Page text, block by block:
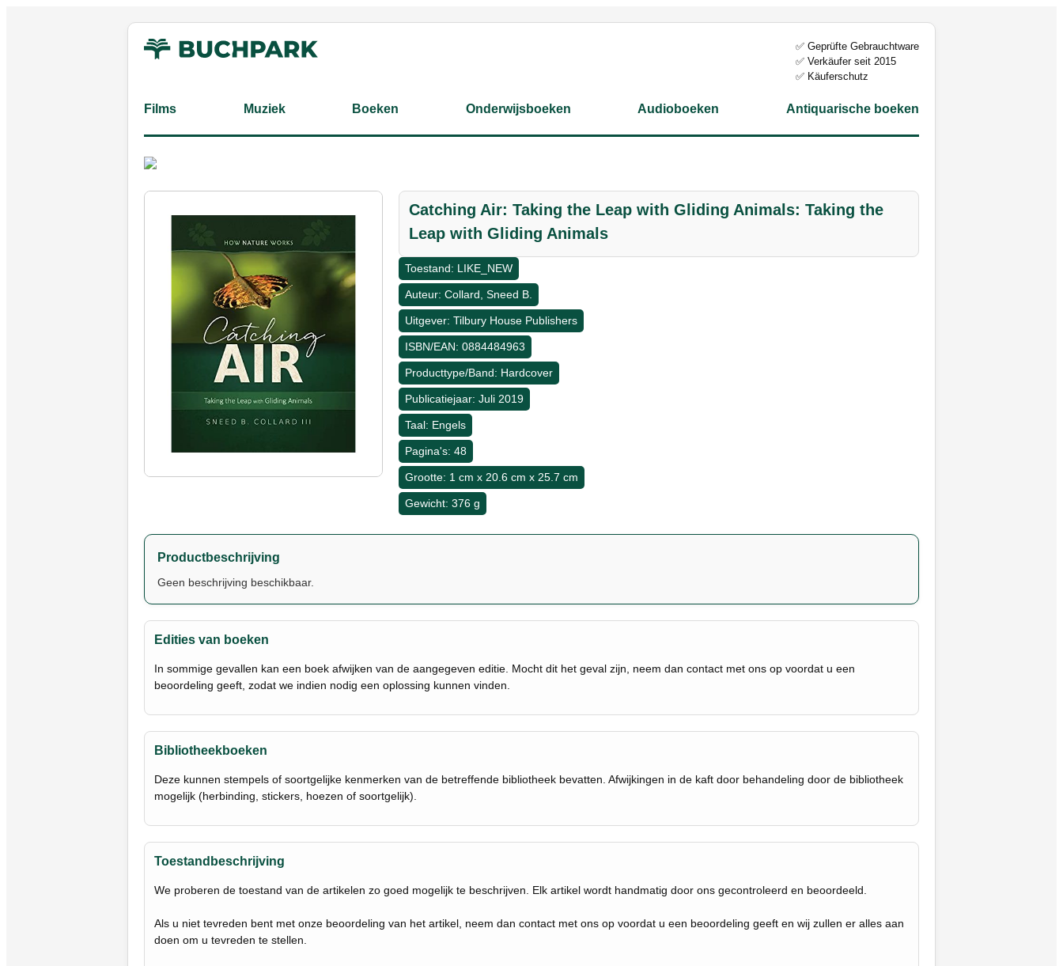
✅ Geprüfte Gebrauchtware
✅ Verkäufer seit 2015
✅ Käuferschutz
Films Muziek Boeken Onderwijsboeken Audioboeken Antiquarische boeken
Catching Air: Taking the Leap with Gliding Animals: Taking the
Leap with Gliding Animals
Toestand: LIKE_NEW
Auteur: Collard, Sneed B.
Uitgever: Tilbury House Publishers
ISBN/EAN: 0884484963
Producttype/Band: Hardcover
Publicatiejaar: Juli 2019
Taal: Engels
Pagina's: 48
Grootte: 1 cm x 20.6 cm x 25.7 cm
Gewicht: 376 g
Productbeschrijving
Geen beschrijving beschikbaar.
Edities van boeken
In sommige gevallen kan een boek afwijken van de aangegeven editie. Mocht dit het geval zijn, neem dan contact met ons op voordat u een
beoordeling geeft, zodat we indien nodig een oplossing kunnen vinden.
Bibliotheekboeken
Deze kunnen stempels of soortgelijke kenmerken van de betreffende bibliotheek bevatten. Afwijkingen in de kaft door behandeling door de bibliotheek
mogelijk (herbinding, stickers, hoezen of soortgelijk).
Toestandbeschrijving
We proberen de toestand van de artikelen zo goed mogelijk te beschrijven. Elk artikel wordt handmatig door ons gecontroleerd en beoordeeld.
Als u niet tevreden bent met onze beoordeling van het artikel, neem dan contact met ons op voordat u een beoordeling geeft en wij zullen er alles aan
doen om u tevreden te stellen.